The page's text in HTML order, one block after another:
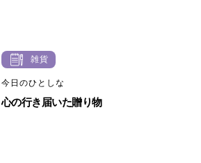
雑貨
今日のひとしな
心の行き届いた贈り物